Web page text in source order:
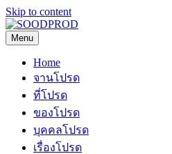
Skip to content
SOODPROD
Telling Thai stories with heart and craft
Menu
Home
จานโปรด
ที่โปรด
ของโปรด
บุคคลโปรด
เรื่องโปรด